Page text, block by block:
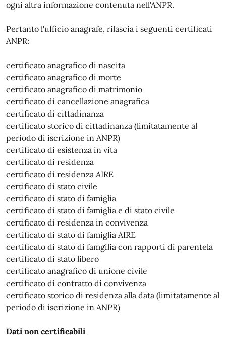
ogni altra informazione contenuta nell'ANPR.
Pertanto l'ufficio anagrafe, rilascia i seguenti certificati
ANPR:
certificato anagrafico di nascita
certificato anagrafico di morte
certificato anagrafico di matrimonio
certificato di cancellazione anagrafica
certificato di cittadinanza
certificato storico di cittadinanza (limitatamente al
periodo di iscrizione in ANPR)
certificato di esistenza in vita
certificato di residenza
certificato di residenza AIRE
certificato di stato civile
certificato di stato di famiglia
certificato di stato di famiglia e di stato civile
certificato di residenza in convivenza
certificato di stato di famiglia AIRE
certificato di stato di famgilia con rapporti di parentela
certificato di stato libero
certificato anagrafico di unione civile
certificato di contratto di convivenza
certificato storico di residenza alla data (limitatamente al
periodo di iscrizione in ANPR)
Dati non certificabili